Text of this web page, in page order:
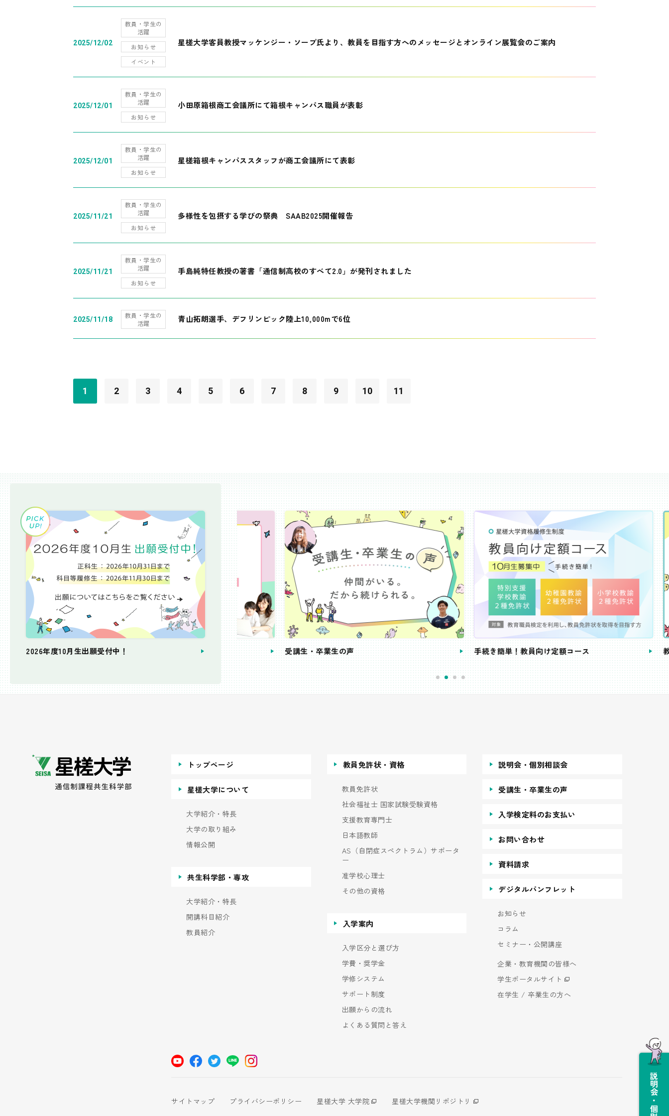
2025/12/02
教員・学生の
活躍
お知らせ
イベント
星槎大学客員教授マッケンジー・ソープ氏より、教員を目指す方へのメッセージとオンライン展覧会のご案内
2025/12/01
教員・学生の
活躍
お知らせ
小田原箱根商工会議所にて箱根キャンパス職員が表彰
2025/12/01
教員・学生の
活躍
お知らせ
星槎箱根キャンパススタッフが商工会議所にて表彰
2025/11/21
教員・学生の
活躍
お知らせ
多様性を包摂する学びの祭典 SAAB2025開催報告
2025/11/21
教員・学生の
活躍
お知らせ
手島純特任教授の著書「通信制高校のすべて2.0」が発刊されました
2025/11/18
教員・学生の
活躍
青山拓朗選手、デフリンピック陸上10,000mで6位
1 2 3 4 5 6 7 8 9 10 11
2026年度10月生出願受付中！
個別相談会 受講生・卒業生の声 手続き簡単！教員向け定額コース 教員免許状が
トップページ
星槎大学について
大学紹介・特長
大学の取り組み
情報公開
共生科学部・専攻
大学紹介・特長
開講科目紹介
教員紹介
教員免許状・資格
教員免許状
社会福祉士 国家試験受験資格
支援教育専門士
日本語教師
AS（自閉症スペクトラム）サポータ
ー
准学校心理士
その他の資格
入学案内
入学区分と選び方
学費・奨学金
学修システム
サポート制度
出願からの流れ
よくある質問と答え
説明会・個別相談会
受講生・卒業生の声
入学検定料のお支払い
お問い合わせ
資料請求
デジタルパンフレット
お知らせ
コラム
セミナー・公開講座
企業・教育機関の皆様へ
学生ポータルサイト
在学生 / 卒業生の方へ
サイトマップ プライバシーポリシー 星槎大学 大学院
星槎大学機関リポジトリ